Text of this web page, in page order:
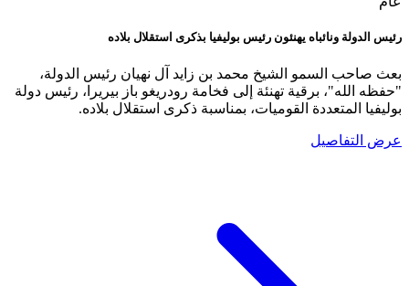
رئيس الدولة ونائباه يهنئون رئيس بوليفيا بذكرى استقلال بلاده
بعث صاحب السمو الشيخ محمد بن زايد آل نهيان رئيس الدولة،
"حفظه الله"، برقية تهنئة إلى فخامة رودريغو باز بيريرا، رئيس دولة
بوليفيا المتعددة القوميات، بمناسبة ذكرى استقلال بلاده.
عرض التفاصيل